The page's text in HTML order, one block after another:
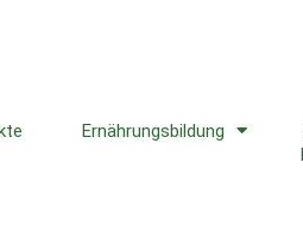
Ernährungsbildung